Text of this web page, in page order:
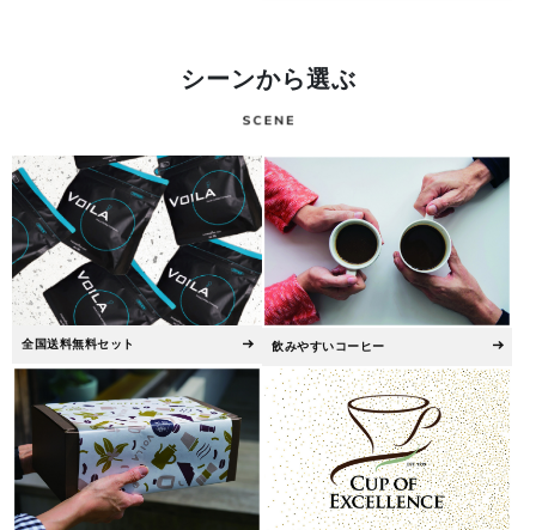
シーンから選ぶ
全国送料無料セット 飲みやすいコーヒー